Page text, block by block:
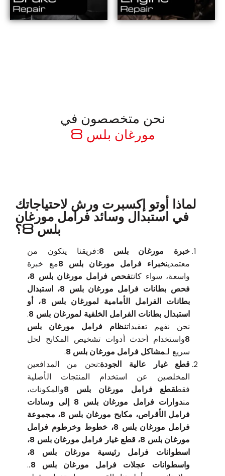
نحن متخصصون في
مورغان بلس 8
لماذا أوتو إكسبرت ورش لاحتياجاتك
في استبدال وسائد فرامل مورغان
بلس 8؟
خبرة مورغان بلس 8:
فريقنا يتكون من
معتمدينخبراء فرامل مورغان بلس 8 مع خبرة
واسعة، سواء كانت
فحص فرامل مورغان بلس 8،
فحص بطانات فرامل مورغان بلس 8، استبدال
بطانات الفرامل الأمامية لمورغان بلس 8، أو
استبدال بطانات الفرامل الخلفية لمورغان بلس 8
.
نحن نفهم تعقيداتنظام فرامل مورغان بلس
8واستخدام أحدث أدوات تشخيص المكابح لحل
سريع لـمشاكل فرامل مورغان بلس 8 .
قطع غيار عالية الجودة:نحن من المدافعين
المخلصين عن استخدام المنتجات الأصلية
فقطقطع فرامل مورغان بلس 8
والمكونات،
من
دوارات فرامل مورغان بلس 8 إلى وسادات
فرامل الأقراص، مكابح مورغان بلس 8، مجموعة
فرامل مورغان بلس 8، خطوط وخرطوم فرامل
مورغان بلس 8، قطع غيار فرامل مورغان بلس 8،
اسطوانات فرامل رئيسية مورغان بلس 8،
واسطوانات عجلات فرامل مورغان بلس 8.
.